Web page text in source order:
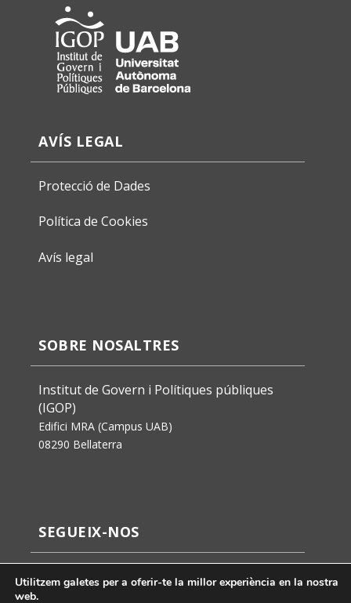
AVÍS LEGAL
Protecció de Dades
Política de Cookies
Avís legal
SOBRE NOSALTRES
Institut de Govern i Polítiques públiques
(IGOP)
Edifici MRA (Campus UAB)
08290 Bellaterra
SEGUEIX-NOS
Utilitzem galetes per a oferir-te la millor experiència en la nostra
web.